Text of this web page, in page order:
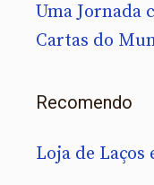
Uma Jornada
Cartas do
Recomendo
Loja de Laços